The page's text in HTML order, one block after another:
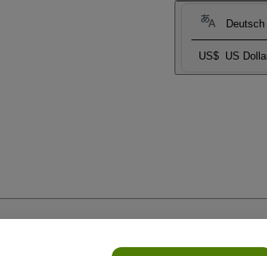
Deutsch
US$ US
Cookie-Richtlinieund